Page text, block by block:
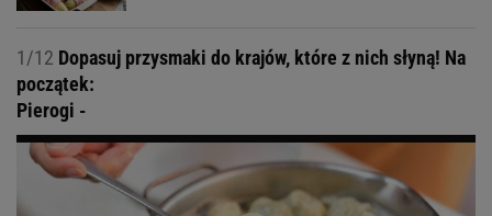
1/12 Dopasuj przysmaki do krajów, które z nich słyną! Na
początek:
Pierogi -